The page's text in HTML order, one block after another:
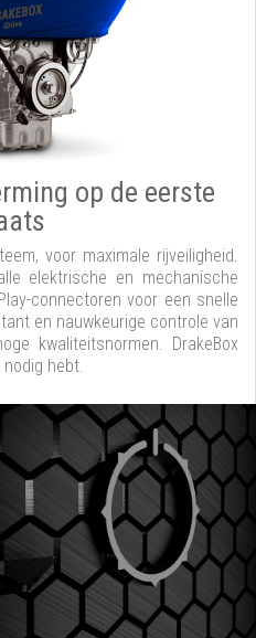
op de eerste
voor maximale rijveiligheid.
elektrische en mechanische
connectoren voor een snelle
en nauwkeurige controle van
kwaliteitsnormen. DrakeBox
hebt.